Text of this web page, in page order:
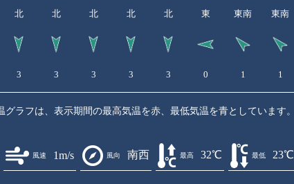
北 北 北 北 北 東 東南 東南
3 3 3 3 3 0 1 1
グラフは、表示期間の最高気温を赤、最低気温を青としています。
風速 1m/s 風向 南西 最高 32℃ 最低 23℃